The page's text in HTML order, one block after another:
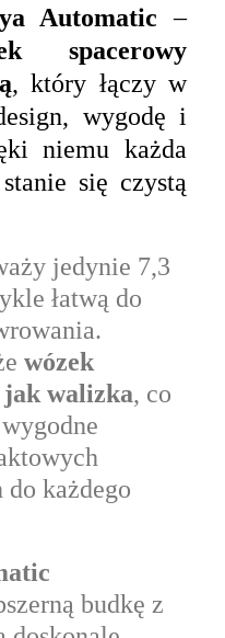
Automatic –
spacerowy
, który łączy w
wygodę i
niemu każda
się czystą
jedynie 7,3
łatwą do
wózek
jak walizka, co
każdego
budkę z